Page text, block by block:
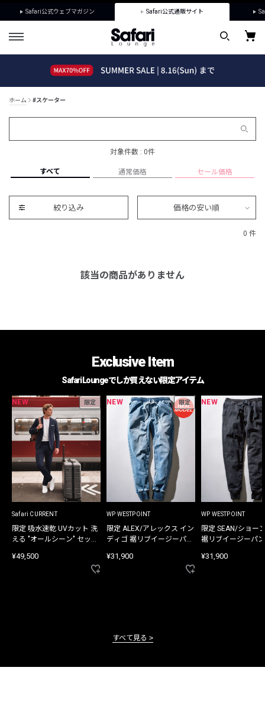
Safari公式ウェブマガジン Safari公式通販サイト
ホーム #スケーター
対象件数 : 0件
すべて 通常価格 セール価格
絞り込み 価格の安い順
0 件
該当の商品がありません
Exclusive Item
Safari Loungeでしか買えない限定アイテム
NEW 限定
Safari CURRENT
限定 吸水速乾 UVカット 洗
える "オールシーン" セット
¥49,500
NEW 限定
WP WESTPOINT
限定 ALEX/アレックス イン
ディゴ 裾リブイージーパン
¥31,900
NEW
WP WESTPOINT
限定 SEAN/ショー
裾リブイージーパ
¥31,900
すべて見る